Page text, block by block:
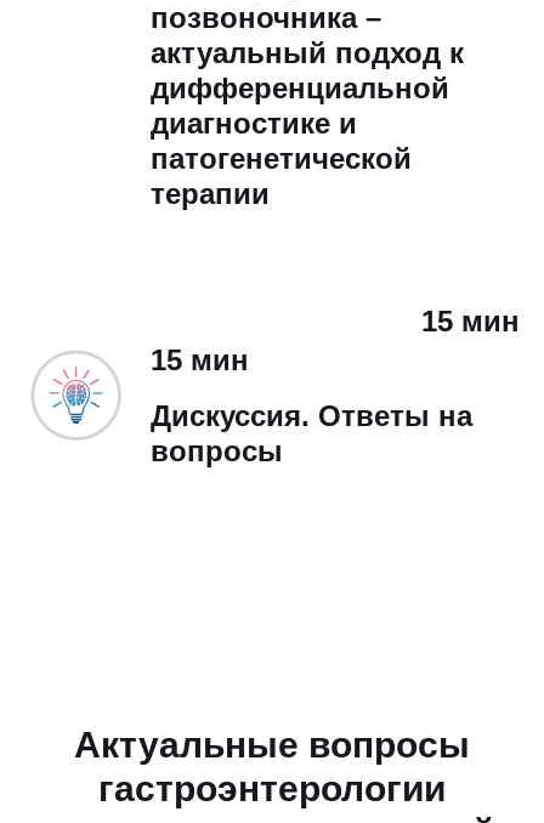
позвоночника –
актуальный подход к
дифференциальной
диагностике и
патогенетической
терапии
15 мин
15 мин
Дискуссия. Ответы на
вопросы
Актуальные вопросы
гастроэнтерологии